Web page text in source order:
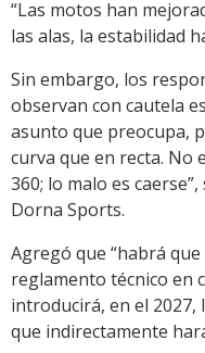
“Las motos han
las alas, la estabilidad
Sin embargo, los
observan con cautela
asunto que preocupa,
curva que en recta. No
360; lo malo es
Dorna Sports.
Agregó que “habrá
reglamento técnico en
introducirá, en el 2027,
que indirectamente